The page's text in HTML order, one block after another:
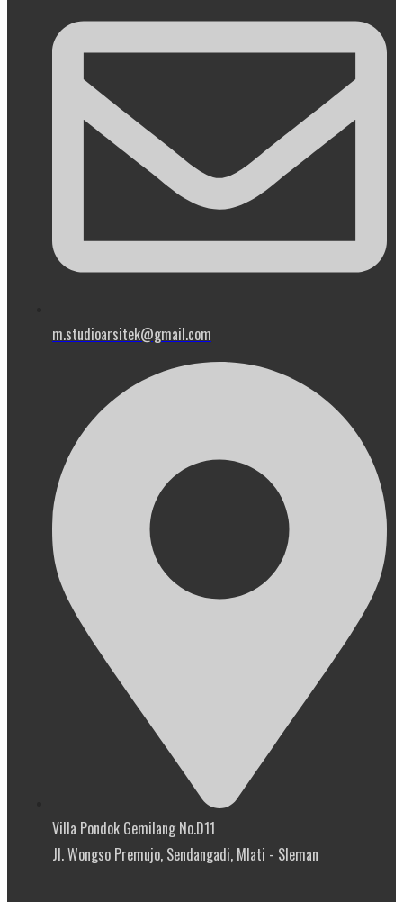
m.studioarsitek@gmail.com
Villa Pondok Gemilang No.D11
Jl. Wongso Premujo, Sendangadi, Mlati - Sleman